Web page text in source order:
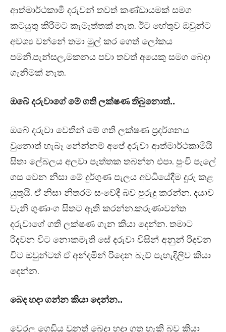
ආත්මාර්ථකාමී දරුවන් තවත් කණ්ඩායමක් සමග
කටයුතු කිරීමට කැමැත්තක් නැත. ඊට හේතුව ඔවුන්ට
අවශ්‍ය වන්නේ තමා මුල් කර ගෙත් ලෝකය
පමනි.පැන්සල,මකනය පවා තවත් අයෙකු සමග බෙදා
ගැනීමක් නැත.
ඔබේ දරුවාගේ මේ ගති ලක්ෂණ තිබුනොත්..
ඔබේ දරුවා වෙතින් මේ ගති ලක්ෂණ ප්‍රදර්ශනය
වුනොත් හැබෑ නේන්නම් අපේ දරුවා ආත්මාර්ථකාමියි
සිතා ලේබලය අලවා පැත්තක තබන්න එපා. පුංචි පැලේ
ගස වෙන නිසා මේ දුර්ගුණ පැලය අවධියේදීම දුරු කළ
යුතුයි. ඒ නිසා නිතරම සංවේදී බව පුරුදු කරන්න. දයාව
වැනි ගුණාංග සිතට ඇති කරන්න.කරුණාවන්ත
දරුවාගේ ගති ලක්ෂණ ගැන කියා දෙන්න. තමාට
රිදවන විට නොකමැති සේ දරුවා විසින් අනුන් රිදවන
විට ඔවුන්ටත් ඒ අන්දමින් රිදෙන බැව් පැහැදිලිව කියා
දෙන්න.
බෙද හදා ගන්න කියා දෙන්න..
වෙරලු ගෙඩිය වුනත් බෙදා හදා ගත හැකි බව කියා